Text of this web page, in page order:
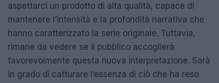
aspettarci un prodotto di alta qualità, capace di
mantenere l’intensità e la profondità narrativa che
hanno caratterizzato la serie originale. Tuttavia,
rimane da vedere se il pubblico accoglierà
favorevolmente questa nuova interpretazione. Sarà
in grado di catturare l’essenza di ciò che ha reso